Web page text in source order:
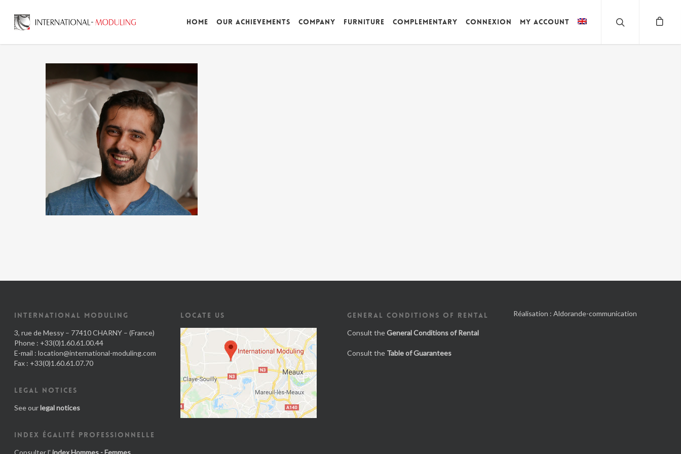
Home Our achievements Company Furniture Complementary Connexion My account
INTERNATIONAL MODULING
3, rue de Messy – 77410 CHARNY – (France)
Phone : +33(0)1.60.61.00.44
E-mail : location@international-moduling.com
Fax : +33(0)1.60.61.07.70
LEGAL NOTICES
See ourlegal notices
INDEX ÉGALITÉ PROFESSIONNELLE
Consulter l' index Hommes - Femmes
LOCATE US GENERAL CONDITIONS OF RENTAL
Consult theGeneral Conditions of Rental
Consult the Table of Guarantees
Réalisation :Aldorande-communication